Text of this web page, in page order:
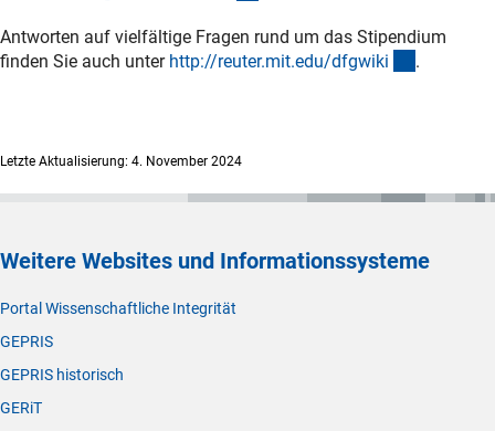
Antworten auf vielfältige Fragen rund um das Stipendium
finden Sie auch unter http://reuter.mit.edu/dfgwiki .
Letzte Aktualisierung: 4. November 2024
Weitere Websites und Informationssysteme
Portal Wissenschaftliche Integrität
GEPRIS
GEPRIS historisch
GERiT